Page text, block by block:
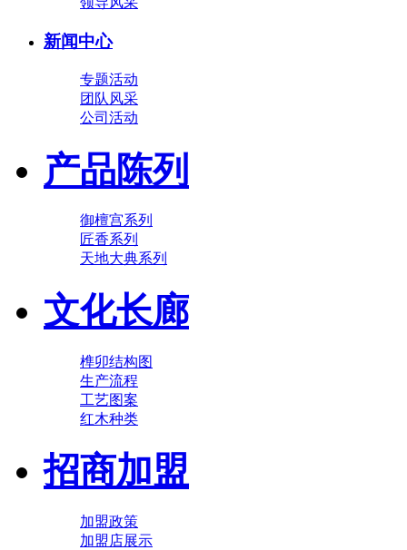
新闻中心
专题活动
团队风采
公司活动
产品陈列
御檀宫系列
匠香系列
天地大典系列
文化长廊
榫卯结构图
生产流程
工艺图案
红木种类
招商加盟
加盟政策
加盟店展示